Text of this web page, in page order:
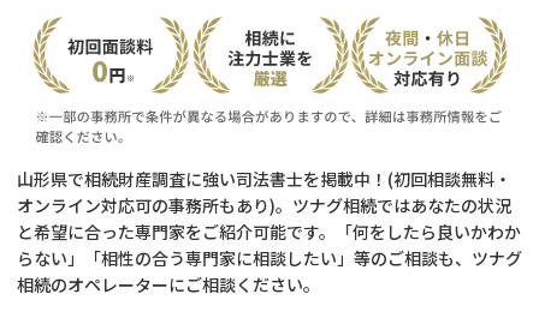
相談内容で探す
相続登記
遺留分侵害額請求
コラム
相続手続き
山形県で相続財産調査に強い司法書士を掲載中！(初回相談無料・
オンライン対応可の事務所もあり)。ツナグ相続ではあなたの状況
と希望に合った専門家をご紹介可能です。「何をしたら良いかわか
らない」「相性の合う専門家に相談したい」等のご相談も、ツナグ
相続のオペレーターにご相談ください。